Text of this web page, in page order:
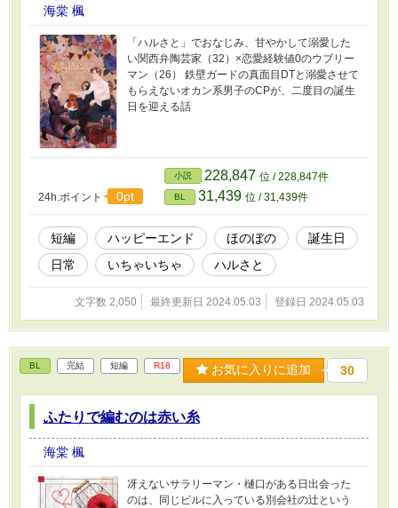
海棠 楓
「ハルさと」でおなじみ、甘やかして溺愛した
い関西弁陶芸家（32）×恋愛経験値0のウブリー
マン（26） 鉄壁ガードの真面目DTと溺愛させて
もらえないオカン系男子のCPが、二度目の誕生
日を迎える話
24h.ポイント 0pt
小説 228,847 位 / 228,847件
BL 31,439 位 / 31,439件
短編 ハッピーエンド ほのぼの
誕生日
日常
いちゃいちゃ ハルさと
文字数 2,050 最終更新日 2024.05.03 登録日 2024.05.03
BL 完結 短編 R18 お気に入りに追加 30
ふたりで編むのは赤い糸
海棠 楓
冴えないサラリーマン・樋口がある日出会った
のは、同じビルに入っている別会社の辻という